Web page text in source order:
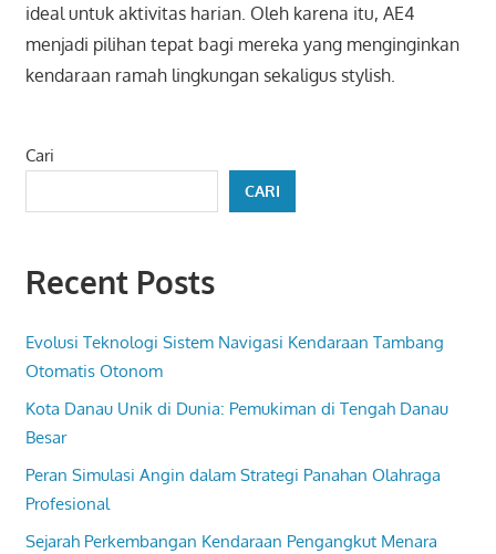
ideal untuk aktivitas harian. Oleh karena itu, AE4
menjadi pilihan tepat bagi mereka yang menginginkan
kendaraan ramah lingkungan sekaligus stylish.
Cari
CARI
Recent Posts
Evolusi Teknologi Sistem Navigasi Kendaraan Tambang
Otomatis Otonom
Kota Danau Unik di Dunia: Pemukiman di Tengah Danau
Besar
Peran Simulasi Angin dalam Strategi Panahan Olahraga
Profesional
Sejarah Perkembangan Kendaraan Pengangkut Menara